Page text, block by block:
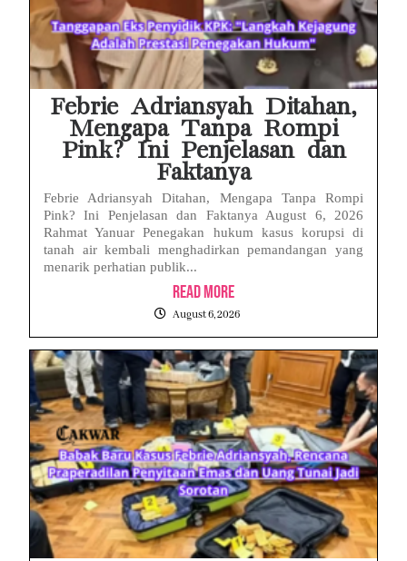
Febrie Adriansyah Ditahan,
Mengapa Tanpa Rompi
Pink? Ini Penjelasan dan
Faktanya
Febrie Adriansyah Ditahan, Mengapa Tanpa Rompi
Pink? Ini Penjelasan dan Faktanya August 6, 2026
Rahmat Yanuar Penegakan hukum kasus korupsi di
tanah air kembali menghadirkan pemandangan yang
menarik perhatian publik...
Read More
August 6, 2026